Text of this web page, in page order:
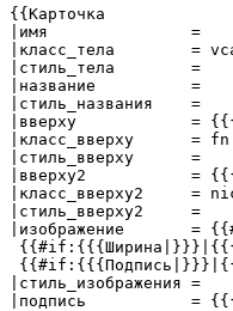
{{Карточка
|имя               =
|класс_тела        =
|стиль_тела        =
|название          =
|стиль_названия    =
|вверху            =
|класс_вверху      = fn
|стиль_вверху      =
|вверху2           =
|класс_вверху2     =
|стиль_вверху2     =
|изображение       =
|стиль_изображения =
|подпись           =